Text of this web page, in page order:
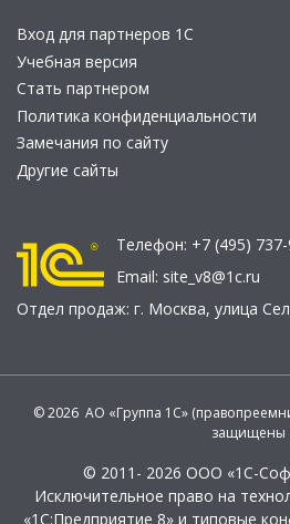
Вход для партнеров 1С
Учебная версия
Стать партнером
Политика конфиденциальности
Замечания по сайту
Другие сайты
Телефон: +7 (495)
Email: site_v8@1c.ru
Отдел продаж: г. Москва, улица
© 2026 АО «Группа 1С»
защищены
© 2011- 2026 ООО «1С-
Исключительное право на
«1С:Предприятие 8» и типовые